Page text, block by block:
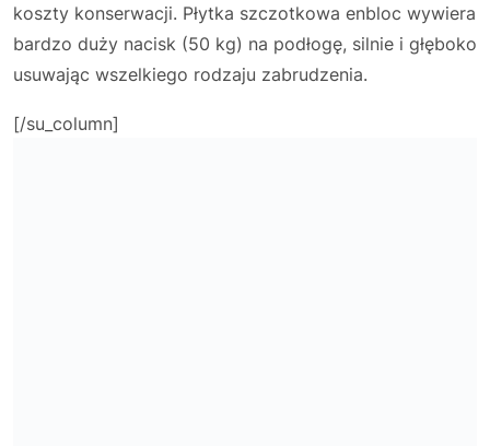
koszty konserwacji. Płytka szczotkowa enbloc wywiera
bardzo duży nacisk (50 kg) na podłogę, silnie i głęboko
usuwając wszelkiego rodzaju zabrudzenia.
[/su_column]